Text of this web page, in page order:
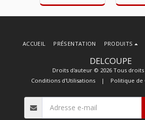
cuite.
cuite.
DELCOUPE
Droits d'auteur © 2026 Tous
Conditions d'Utilisations | Politique de
ACCUEIL PRÉSENTATION PRODUITS